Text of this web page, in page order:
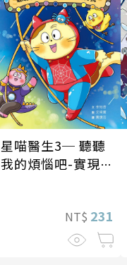
星喵醫生3─ 聽聽
我的煩惱吧-實現自
NT$ 231